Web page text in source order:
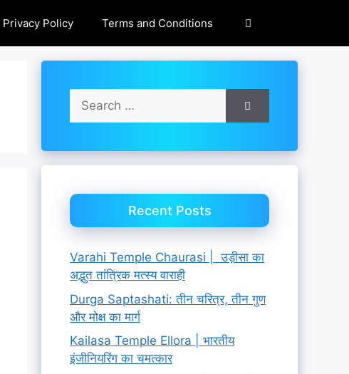
Privacy Policy Terms and Conditions
Search
for:
Recent Posts
Varahi Temple Chaurasi | उड़ीसा का
अद्भुत तांत्रिक मत्स्य वाराही
Durga Saptashati: तीन चरित्र, तीन गुण
और मोक्ष का मार्ग
Kailasa Temple Ellora | भारतीय
इंजीनियरिंग का चमत्कार